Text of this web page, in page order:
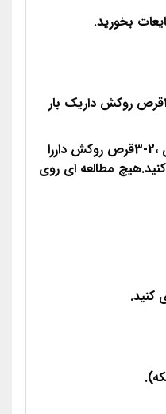
بخورید.
-1قرص روکش داردوباردرروزیا2قرص روکش داریک بار
-برای مشکلات حادهموروئیدی ،2-3قرص روکش داررا
مطالعه ای روی
کنید.